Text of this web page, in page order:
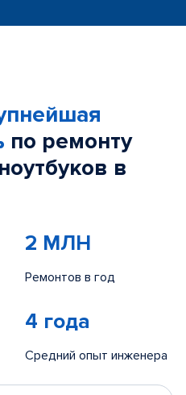
по ремонту
в
2 МЛН
Ремонтов в год
4 года
Средний опыт инженера